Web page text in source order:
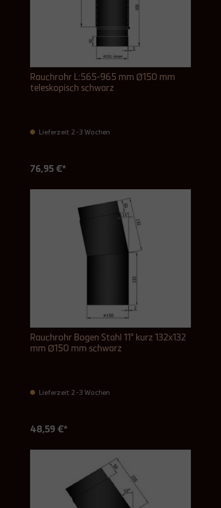
Rauchrohr L:565-965 mm Ø150 mm
teleskopisch schwarz
Lieferzeit 2-3 Wochen
76,95 €*
Rauchrohr Bogen Stahl 11° kurz 132x132
mm Ø150 mm schwarz
Lieferzeit 2-3 Wochen
48,59 €*